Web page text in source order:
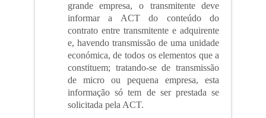
grande empresa, o transmitente deve
informar a ACT do conteúdo do
contrato entre transmitente e adquirente
e, havendo transmissão de uma unidade
económica, de todos os elementos que a
constituem; tratando-se de transmissão
de micro ou pequena empresa, esta
informação só tem de ser prestada se
solicitada pela ACT.